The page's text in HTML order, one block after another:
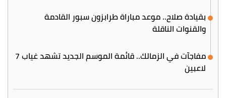
بقيادة صلاح.. موعد مباراة طرابزون سبور القادمة
والقنوات الناقلة
مفاجآت في الزمالك.. قائمة الموسم الجديد تشهد غياب 7
لاعبين